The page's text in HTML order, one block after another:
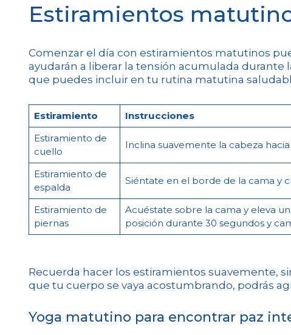
Estiramientos
Comenzar el día con estiramientos matutinos
ayudarán a liberar la tensión acumulada durante
que puedes incluir en tu rutina matutina
Estiramiento
Instrucciones
Estiramiento de
cuello
Inclina suavemente la cabeza
Estiramiento de
espalda
Siéntate en el borde de la cama y
Estiramiento de
piernas
Acuéstate sobre la cama y eleva
posición durante 30 segundos y
Recuerda hacer los estiramientos suavemente,
que tu cuerpo se vaya acostumbrando, podrás
Yoga matutino para encontrar paz